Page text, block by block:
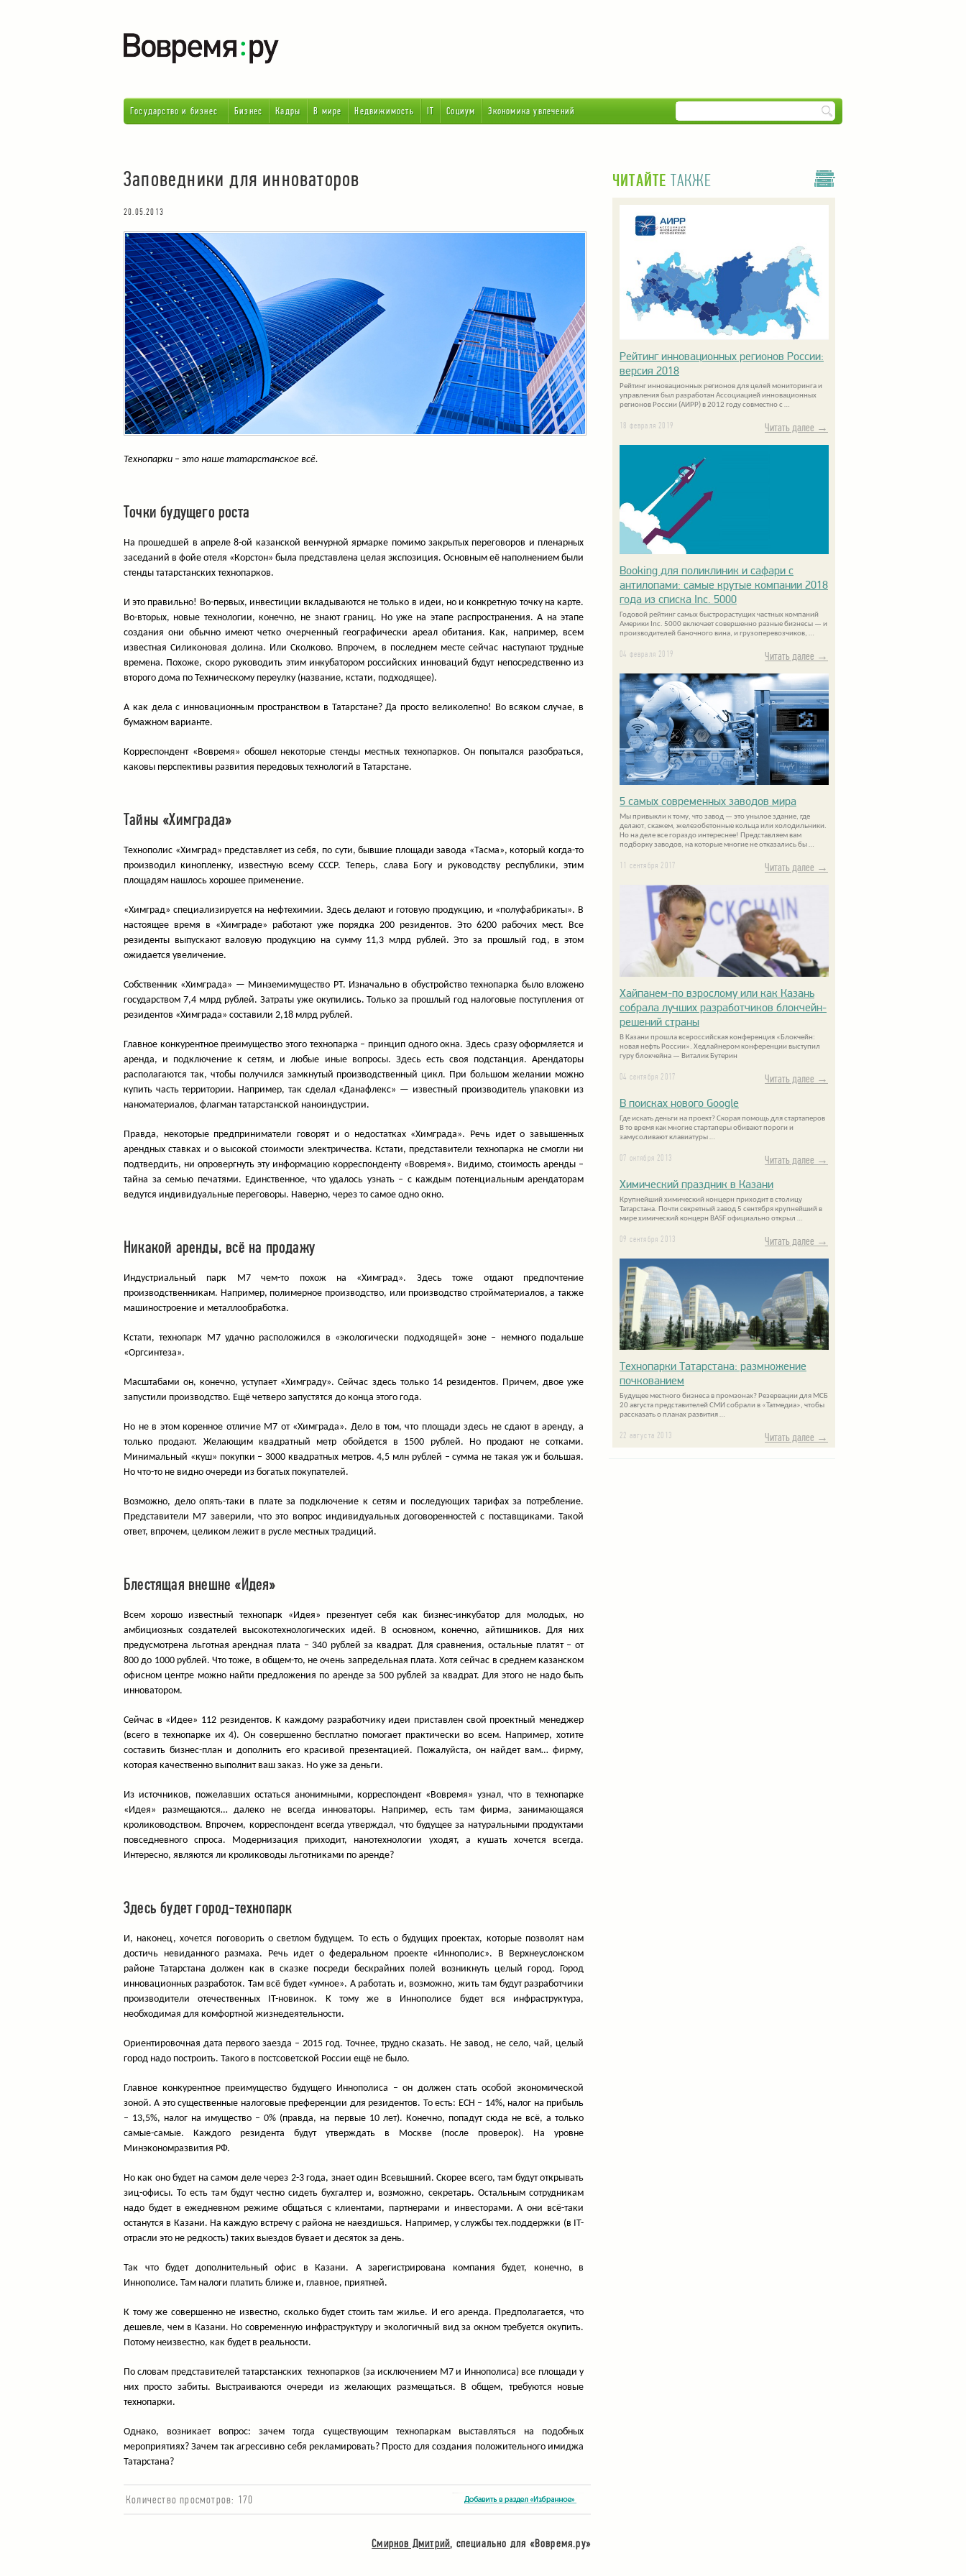
Государство и бизнес Бизнес Кадры В мире Недвижимость IT Социум Экономика увлечений
Заповедники для инноваторов
20.05.2013
Технопарки – это наше татарстанское всё.
Точки будущего роста
На прошедшей в апреле 8-ой казанской венчурной ярмарке помимо закрытых переговоров и пленарных
заседаний в фойе отеля «Корстон» была представлена целая экспозиция. Основным её наполнением были
стенды татарстанских технопарков.
И это правильно! Во-первых, инвестиции вкладываются не только в идеи, но и конкретную точку на карте.
Во-вторых, новые технологии, конечно, не знают границ. Но уже на этапе распространения. А на этапе
создания они обычно имеют четко очерченный географически ареал обитания. Как, например, всем
известная Силиконовая долина. Или Сколково. Впрочем, в последнем месте сейчас наступают трудные
времена. Похоже, скоро руководить этим инкубатором российских инноваций будут непосредственно из
второго дома по Техническому переулку (название, кстати, подходящее).
А как дела с инновационным пространством в Татарстане? Да просто великолепно! Во всяком случае, в
бумажном варианте.
Корреспондент «Вовремя» обошел некоторые стенды местных технопарков. Он попытался разобраться,
каковы перспективы развития передовых технологий в Татарстане.
Тайны «Химграда»
Технополис «Химград» представляет из себя, по сути, бывшие площади завода «Тасма», который когда-то
производил кинопленку, известную всему СССР. Теперь, слава Богу и руководству республики, этим
площадям нашлось хорошее применение.
«Химград» специализируется на нефтехимии. Здесь делают и готовую продукцию, и «полуфабрикаты». В
настоящее время в «Химграде» работают уже порядка 200 резидентов. Это 6200 рабочих мест. Все
резиденты выпускают валовую продукцию на сумму 11,3 млрд рублей. Это за прошлый год, в этом
ожидается увеличение.
Собственник «Химграда» — Минземимущество РТ. Изначально в обустройство технопарка было вложено
государством 7,4 млрд рублей. Затраты уже окупились. Только за прошлый год налоговые поступления от
резидентов «Химграда» составили 2,18 млрд рублей.
Главное конкурентное преимущество этого технопарка – принцип одного окна. Здесь сразу оформляется и
аренда, и подключение к сетям, и любые иные вопросы. Здесь есть своя подстанция. Арендаторы
располагаются так, чтобы получился замкнутый производственный цикл. При большом желании можно
купить часть территории. Например, так сделал «Данафлекс» — известный производитель упаковки из
наноматериалов, флагман татарстанской наноиндустрии.
Правда, некоторые предприниматели говорят и о недостатках «Химграда». Речь идет о завышенных
арендных ставках и о высокой стоимости электричества. Кстати, представители технопарка не смогли ни
подтвердить, ни опровергнуть эту информацию корреспонденту «Вовремя». Видимо, стоимость аренды –
тайна за семью печатями. Единственное, что удалось узнать – с каждым потенциальным арендаторам
ведутся индивидуальные переговоры. Наверно, через то самое одно окно.
Никакой аренды, всё на продажу
Индустриальный парк М7 чем-то похож на «Химград». Здесь тоже отдают предпочтение
производственникам. Например, полимерное производство, или производство стройматериалов, а также
машиностроение и металлообработка.
Кстати, технопарк М7 удачно расположился в «экологически подходящей» зоне – немного подальше
«Оргсинтеза».
Масштабами он, конечно, уступает «Химграду». Сейчас здесь только 14 резидентов. Причем, двое уже
запустили производство. Ещё четверо запустятся до конца этого года.
Но не в этом коренное отличие М7 от «Химграда». Дело в том, что площади здесь не сдают в аренду, а
только продают. Желающим квадратный метр обойдется в 1500 рублей. Но продают не сотками.
Минимальный «куш» покупки – 3000 квадратных метров. 4,5 млн рублей – сумма не такая уж и большая.
Но что-то не видно очереди из богатых покупателей.
Возможно, дело опять-таки в плате за подключение к сетям и последующих тарифах за потребление.
Представители М7 заверили, что это вопрос индивидуальных договоренностей с поставщиками. Такой
ответ, впрочем, целиком лежит в русле местных традиций.
Блестящая внешне «Идея»
Всем хорошо известный технопарк «Идея» презентует себя как бизнес-инкубатор для молодых, но
амбициозных создателей высокотехнологических идей. В основном, конечно, айтишников. Для них
предусмотрена льготная арендная плата – 340 рублей за квадрат. Для сравнения, остальные платят – от
800 до 1000 рублей. Что тоже, в общем-то, не очень запредельная плата. Хотя сейчас в среднем казанском
офисном центре можно найти предложения по аренде за 500 рублей за квадрат. Для этого не надо быть
инноватором.
Сейчас в «Идее» 112 резидентов. К каждому разработчику идеи приставлен свой проектный менеджер
(всего в технопарке их 4). Он совершенно бесплатно помогает практически во всем. Например, хотите
составить бизнес-план и дополнить его красивой презентацией. Пожалуйста, он найдет вам… фирму,
которая качественно выполнит ваш заказ. Но уже за деньги.
Из источников, пожелавших остаться анонимными, корреспондент «Вовремя» узнал, что в технопарке
«Идея» размещаются… далеко не всегда инноваторы. Например, есть там фирма, занимающаяся
кролиководством. Впрочем, корреспондент всегда утверждал, что будущее за натуральными продуктами
повседневного спроса. Модернизация приходит, нанотехнологии уходят, а кушать хочется всегда.
Интересно, являются ли кролиководы льготниками по аренде?
Здесь будет город-технопарк
И, наконец, хочется поговорить о светлом будущем. То есть о будущих проектах, которые позволят нам
достичь невиданного размаха. Речь идет о федеральном проекте «Иннополис». В Верхнеуслонском
районе Татарстана должен как в сказке посреди бескрайних полей возникнуть целый город. Город
инновационных разработок. Там всё будет «умное». А работать и, возможно, жить там будут разработчики
производители отечественных IT-новинок. К тому же в Иннополисе будет вся инфраструктура,
необходимая для комфортной жизнедеятельности.
Ориентировочная дата первого заезда – 2015 год. Точнее, трудно сказать. Не завод, не село, чай, целый
город надо построить. Такого в постсоветской России ещё не было.
Главное конкурентное преимущество будущего Иннополиса – он должен стать особой экономической
зоной. А это существенные налоговые преференции для резидентов. То есть: ЕСН – 14%, налог на прибыль
– 13,5%, налог на имущество – 0% (правда, на первые 10 лет). Конечно, попадут сюда не всё, а только
самые-самые. Каждого резидента будут утверждать в Москве (после проверок). На уровне
Минэкономразвития РФ.
Но как оно будет на самом деле через 2-3 года, знает один Всевышний. Скорее всего, там будут открывать
зиц-офисы. То есть там будут честно сидеть бухгалтер и, возможно, секретарь. Остальным сотрудникам
надо будет в ежедневном режиме общаться с клиентами, партнерами и инвесторами. А они всё-таки
останутся в Казани. На каждую встречу с района не наездишься. Например, у службы тех.поддержки (в IT-
отрасли это не редкость) таких выездов бувает и десяток за день.
Так что будет дополнительный офис в Казани. А зарегистрирована компания будет, конечно, в
Иннополисе. Там налоги платить ближе и, главное, приятней.
К тому же совершенно не известно, сколько будет стоить там жилье. И его аренда. Предполагается, что
дешевле, чем в Казани. Но современную инфраструктуру и экологичный вид за окном требуется окупить.
Потому неизвестно, как будет в реальности.
По словам представителей татарстанских технопарков (за исключением М7 и Иннополиса) все площади у
них просто забиты. Выстраиваются очереди из желающих размещаться. В общем, требуются новые
технопарки.
Однако, возникает вопрос: зачем тогда существующим технопаркам выставляться на подобных
мероприятиях? Зачем так агрессивно себя рекламировать? Просто для создания положительного имиджа
Татарстана?
Количество просмотров: 170
Смирнов Дмитрий, cпециально для «Вовремя.ру»
ЧИТАЙТЕ ТАКЖЕ
Рейтинг инновационных регионов России:
версия 2018
Рейтинг инновационных регионов для целей мониторинга и
управления был разработан Ассоциацией инновационных
регионов России (АИРР) в 2012 году совместно с …
18 февраля 2019 Читать далее →
Booking для поликлиник и сафари с
антилопами: самые крутые компании 2018
года из списка Inc. 5000
Годовой рейтинг самых быстрорастущих частных компаний
Америки Inc. 5000 включает совершенно разные бизнесы — и
производителей баночного вина, и грузоперевозчиков, …
04 февраля 2019 Читать далее →
5 самых современных заводов мира
Мы привыкли к тому, что завод — это унылое здание, где
делают, скажем, железобетонные кольца или холодильники.
Но на деле все гораздо интереснее! Представляем вам
подборку заводов, на которые многие не отказались бы …
11 сентября 2017 Читать далее →
Хайпанем-по взрослому или как Казань
собрала лучших разработчиков блокчейн-
решений страны
В Казани прошла всероссийская конференция «Блокчейн:
новая нефть России». Хедлайнером конференции выступил
гуру блокчейна — Виталик Бутерин
04 сентября 2017 Читать далее →
В поисках нового Google
Где искать деньги на проект? Скорая помощь для стартаперов
В то время как многие стартаперы обивают пороги и
замусоливают клавиатуры …
07 октября 2013 Читать далее →
Химический праздник в Казани
Крупнейший химический концерн приходит в столицу
Татарстана. Почти секретный завод 5 сентября крупнейший в
мире химический концерн BASF официально открыл …
09 сентября 2013 Читать далее →
Технопарки Татарстана: размножение
почкованием
Будущее местного бизнеса в промзонах? Резервации для МСБ
20 августа представителей СМИ собрали в «Татмедиа», чтобы
рассказать о планах развития …
22 августа 2013 Читать далее →